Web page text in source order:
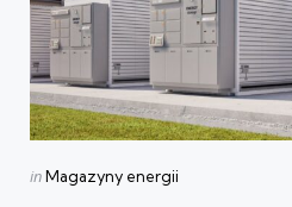
Categories
Posted
inMagazyny energii